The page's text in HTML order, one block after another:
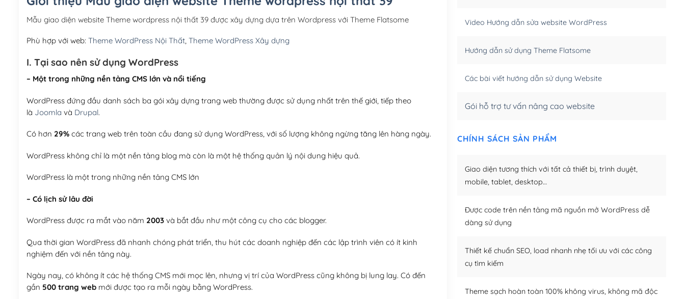
Hosting 3GB SSD (1 năm)
(+950,000₫)
Mẫu giao diện website Theme wordpress nội thất 39 được xây dựng dựa trên Wordpress với Theme Flatsome
Phù hợp với web: Theme WordPress Nội Thất, Theme WordPress Xây dựng
I. Tại sao nên sử dụng WordPress
– Một trong những nền tảng CMS lớn và nổi tiếng
WordPress đứng đầu danh sách ba gói xây dựng trang web thường được sử dụng nhất trên thế giới, tiếp theo
là Joomla và Drupal.
Có hơn 29%các trang web trên toàn cầu đang sử dụng WordPress, với số lượng không ngừng tăng lên hàng ngày.
WordPress không chỉ là một nền tảng blog mà còn là một hệ thống quản lý nội dung hiệu quả.
WordPress là một trong những nền tảng CMS lớn
– Có lịch sử lâu đời
WordPress được ra mắt vào năm 2003và bắt đầu như một công cụ cho các blogger.
Qua thời gian WordPress đã nhanh chóng phát triển, thu hút các doanh nghiệp đến các lập trình viên có ít kinh
nghiệm đến với nền tảng này.
Ngày nay, có không ít các hệ thống CMS mới mọc lên, nhưng vị trí của WordPress cũng không bị lung lay. Có đến
gần 500 trang webmới được tạo ra mỗi ngày bằng WordPress.
Video Hướng dẫn sửa website WordPress
Hướng dẫn sử dụng Theme Flatsome
Các bài viết hướng dẫn sử dụng Website
Gói hỗ trợ tư vấn nâng cao website
CHÍNH SÁCH SẢN PHẨM
Giao diện tương thích với tất cả thiết bị, trình duyệt,
mobile, tablet, desktop…
Được code trên nền tảng mã nguồn mở WordPress dễ
dàng sử dụng
Thiết kế chuẩn SEO, load nhanh nhẹ tối ưu với các công
cụ tìm kiếm
Theme sạch hoàn toàn 100% không virus, không mã độc